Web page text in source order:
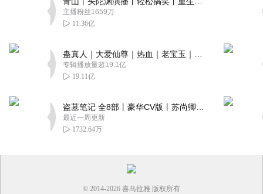
主播粉丝1659万
11.36亿
专辑播放量超19.1亿
19.11亿
最近一周更新
1732.64万
© 2014-2026 喜马拉雅 版权所有